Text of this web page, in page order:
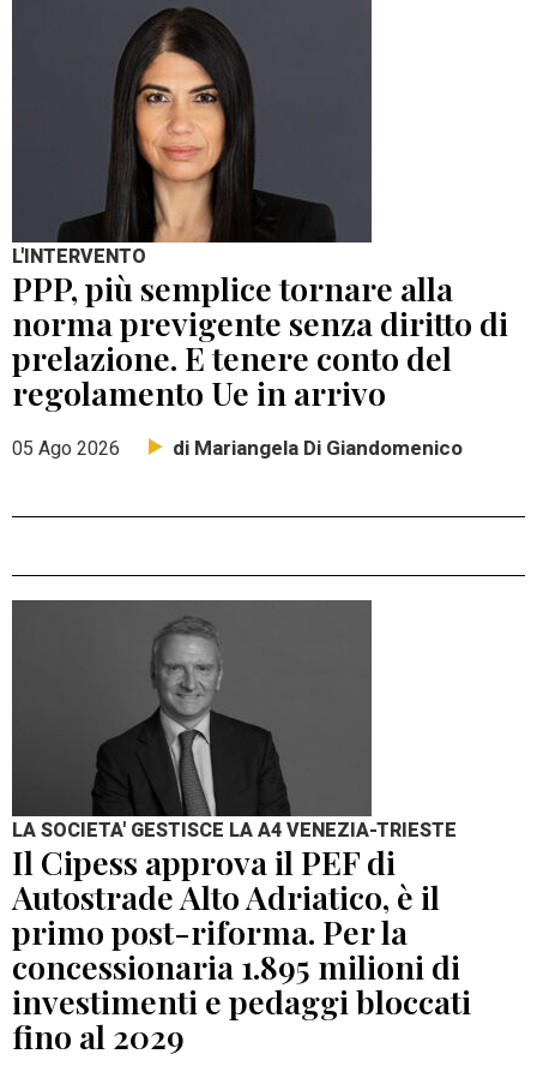
L'INTERVENTO
PPP, più semplice tornare alla
norma previgente senza diritto di
prelazione. E tenere conto del
regolamento Ue in arrivo
05 Ago 2026 di Mariangela Di Giandomenico
LA SOCIETA' GESTISCE LA A4 VENEZIA-TRIESTE
Il Cipess approva il PEF di
Autostrade Alto Adriatico, è il
primo post-riforma. Per la
concessionaria 1.895 milioni di
investimenti e pedaggi bloccati
fino al 2029